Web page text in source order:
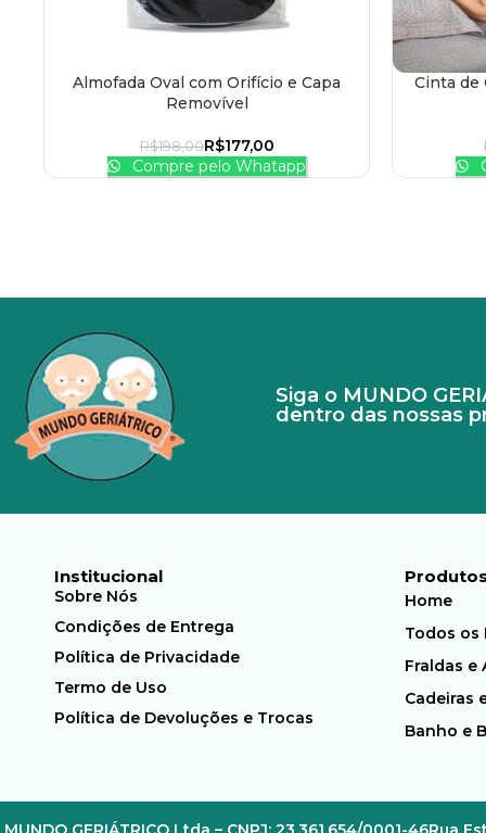
ADICIONAR AO CARRINHO
Almofada Oval com Orifício e Capa
Removível
R$198,00R$177,00
Compre pelo Whatapp
Cinta de
Siga o MUNDO
dentro das nossas
Institucional
Sobre Nós
Condições de Entrega
Política de Privacidade
Termo de Uso
Política de Devoluções e Trocas
Home
Todos os
Fraldas e
Cadeiras
Banho e